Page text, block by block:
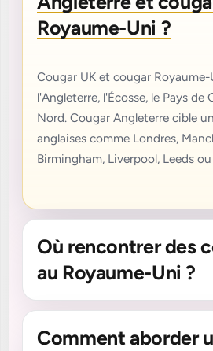
Royaume-Uni ?
Cougar UK et cougar
l'Angleterre, l'Écosse, le Pays de
Nord. Cougar Angleterre cible
anglaises comme Londres,
Birmingham, Liverpool, Leeds
Où rencontrer des
au Royaume-Uni ?
Comment aborder